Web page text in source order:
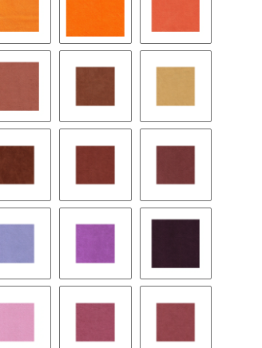
9126 saffron 9522 mandarin9127 papaye
9167 sunset 9055 terra cotta9042 sun
9135 clay court9131 pompein red8395 henna
9152 violet 9145 plum 9057 aubergine
9242 pink ice 9149 rose 8418 cordovan